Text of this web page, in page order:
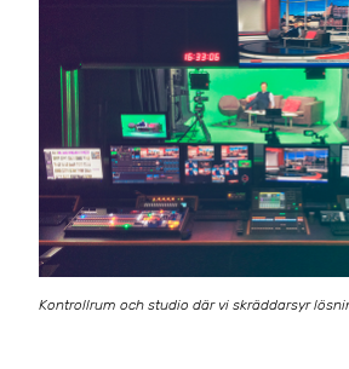
Kontrollrum och studio där vi skräddarsyr